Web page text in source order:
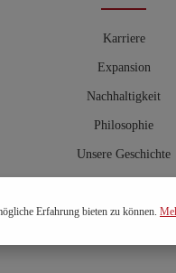
Karriere
Expansion
Nachhaltigkeit
Philosophie
Unsere Geschichte
Erfahrung bieten zu können.